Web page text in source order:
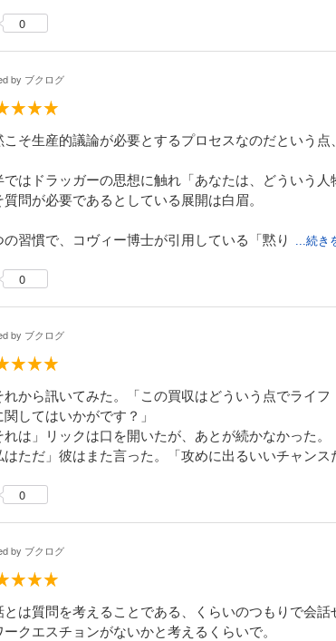
0
by ブクログ
こそ生産的議論が必要とするプロセスなのだという点
ではドラッガーの思想に触れ「あなたは、どういう
質問が必要であるとしている展開は白眉。
の習慣で、コヴィー博士が引用している「黙り ...続き
0
by ブクログ
れから訊いてみた。「この買収はどういう点でライ
してはいかがです？」
れは」リックは口を開いたが、あとが続かなかった。
はただ」彼はまた言った。「攻めに出るいいチャン
0
by ブクログ
とは質問を考えることである、くらいのつもりで会話
ークエスチョンがないかと考えるくらいで。